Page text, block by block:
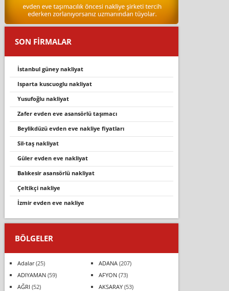
SON FİRMALAR
i̇stanbul güney nakliyat
isparta kuscuoglu nakliyat
yusufoğlu nakliyat
zafer evden eve asansörlü taşımacı
beylikdüzü evden eve nakliye fiyatları
sil-taş nakliyat
güler evden eve nakliyat
balıkesir asansörlü nakliyat
çelti̇kçi̇ nakli̇ye
i̇zmir evden eve nakliye
BÖLGELER
Adalar(25) ADANA(207)
ADIYAMAN(59) AFYON(73)
AĞRI (52) AKSARAY(53)